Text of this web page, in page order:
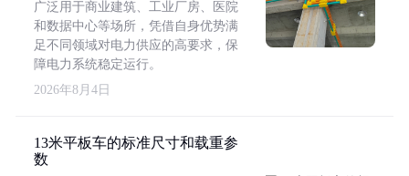
广泛用于商业建筑、工业厂房、医院
和数据中心等场所，凭借自身优势满
足不同领域对电力供应的高要求，保
障电力系统稳定运行。
2026年8月4日
13米平板车的标准尺寸和载重参
数